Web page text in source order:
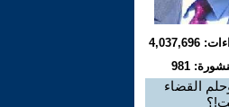
981
القضاء